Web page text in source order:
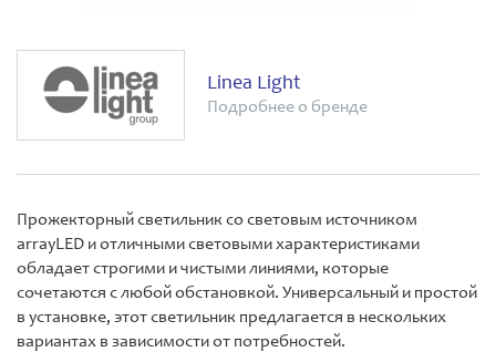
Linea Light
Подробнее о бренде
Прожекторный светильник со световым источником
arrayLED и отличными световыми характеристиками
обладает строгими и чистыми линиями, которые
сочетаются с любой обстановкой. Универсальный и простой
в установке, этот светильник предлагается в нескольких
вариантах в зависимости от потребностей.